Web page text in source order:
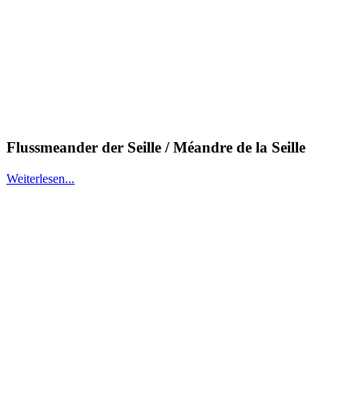
Flussmeander der Seille / Méandre de la Seille
Weiterlesen...